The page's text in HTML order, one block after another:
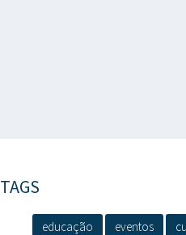
TAGS
educação eventos